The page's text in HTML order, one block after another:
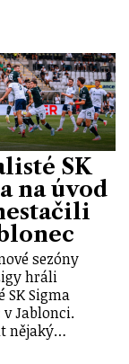
SK
na úvod
sezóny
hráli
Sigma
v Jablonci.
nějaký…